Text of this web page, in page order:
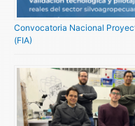
Convocatoria Nacional
(FIA)